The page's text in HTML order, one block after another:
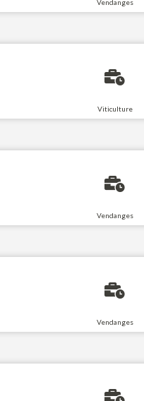
Vendanges
Viticulture
Vendanges
Vendanges